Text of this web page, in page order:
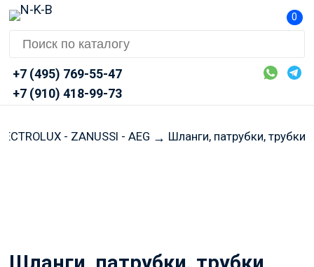
0
+7 (495) 769-55-47
+7 (910) 418-99-73
- ZANUSSI - AEG → Шланги, патрубки, трубки